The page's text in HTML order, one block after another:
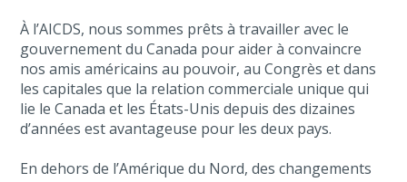
À l’AICDS, nous sommes prêts à travailler avec le
gouvernement du Canada pour aider à convaincre
nos amis américains au pouvoir, au Congrès et dans
les capitales que la relation commerciale unique qui
lie le Canada et les États-Unis depuis des dizaines
d’années est avantageuse pour les deux pays.
En dehors de l’Amérique du Nord, des changements